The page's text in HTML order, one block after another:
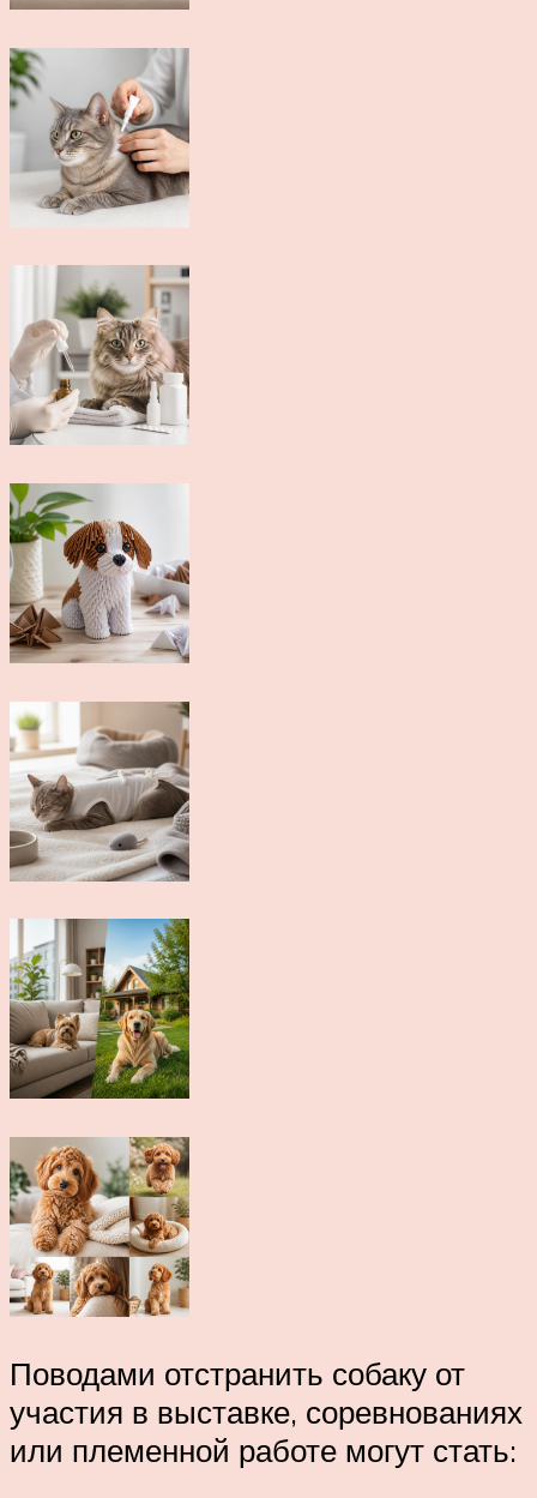
Поводами отстранить собаку от
участия в выставке, соревнованиях
или племенной работе могут стать: